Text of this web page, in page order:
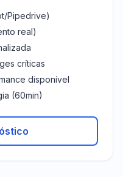
Pipedrive)
real)
críticas
disponível
(60min)